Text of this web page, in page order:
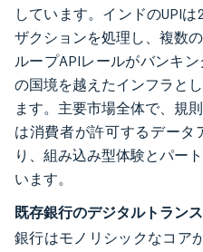
しています。インドのUPI
ザクションを処理し、複数
ループAPIレールがバンキ
の国境を越えたインフラと
ます。主要市場全体で、規
は消費者が許可するデータ
り、組み込み型体験とパー
います。
既存銀行のデジタルトラン
銀行はモノリシックなコア